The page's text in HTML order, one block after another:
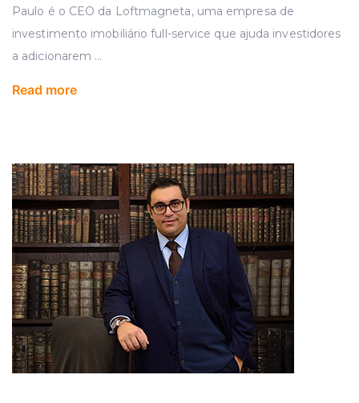
Paulo é o CEO da Loftmagneta, uma empresa de
investimento imobiliário full-service que ajuda investidores
a adicionarem ...
Read more